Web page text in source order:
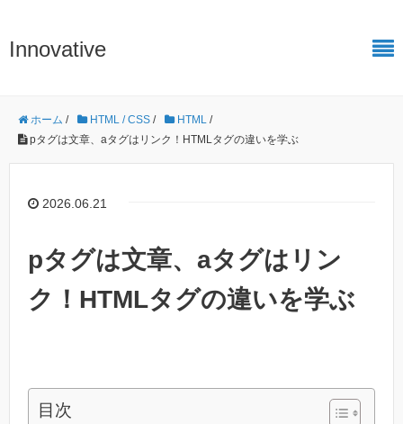
Innovative
ホーム / HTML / CSS / HTML /
pタグは文章、aタグはリンク！HTMLタグの違いを学ぶ
2026.06.21
pタグは文章、aタグはリン
ク！HTMLタグの違いを学ぶ
目次